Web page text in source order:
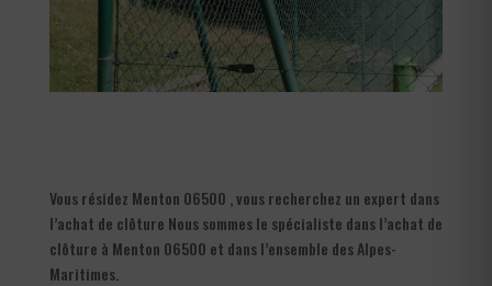
Vous résidez Menton 06500 , vous recherchez un expert dans
l’achat de clôture Nous sommes le spécialiste dans l’achat de
clôture à Menton 06500 et dans l’ensemble des Alpes-
Maritimes.